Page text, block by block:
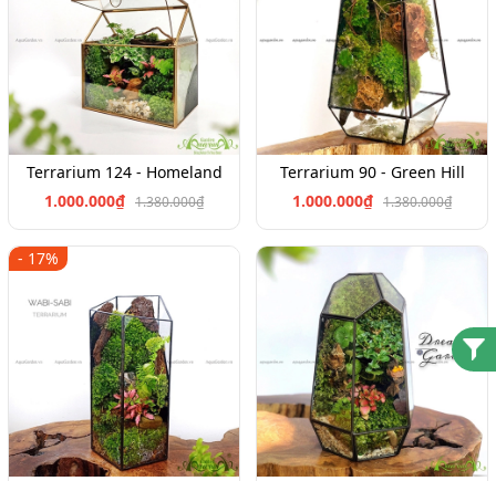
Terrarium 124 - Homeland
1.000.000₫ 1.380.000₫
Terrarium 90 - Green Hill
1.000.000₫ 1.380.000₫
- 17%